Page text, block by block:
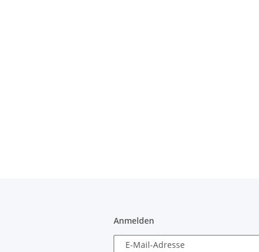
Anmelden
E-Mail-Adresse